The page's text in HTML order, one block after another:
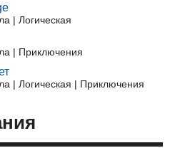
| Логическая
| Приключения
| Логическая | Приключения